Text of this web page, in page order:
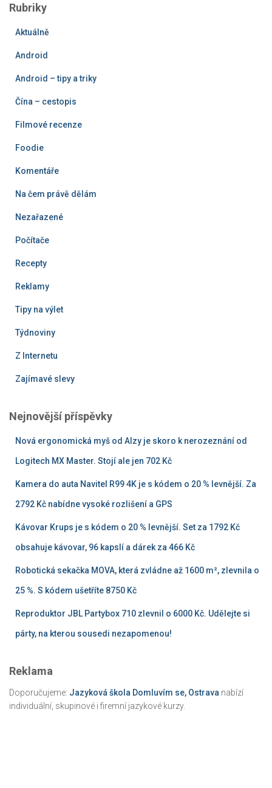
d
Rubriky
Aktuálně
Android
Android – tipy a triky
Čína – cestopis
Filmové recenze
Foodie
Komentáře
Na čem právě dělám
Nezařazené
Počítače
Recepty
Reklamy
Tipy na výlet
Týdnoviny
Z Internetu
Zajímavé slevy
Nejnovější příspěvky
Nová ergonomická myš od Alzy je skoro k nerozeznání od
Logitech MX Master. Stojí ale jen 702 Kč
Kamera do auta Navitel R99 4K je s kódem o 20 % levnější. Za
2792 Kč nabídne vysoké rozlišení a GPS
Kávovar Krups je s kódem o 20 % levnější. Set za 1792 Kč
obsahuje kávovar, 96 kapslí a dárek za 466 Kč
Robotická sekačka MOVA, která zvládne až 1600 m², zlevnila o
25 %. S kódem ušetříte 8750 Kč
Reproduktor JBL Partybox 710 zlevnil o 6000 Kč. Udělejte si
párty, na kterou sousedi nezapomenou!
Reklama
Doporučujeme: Jazyková škola Domluvím se, Ostrava nabízí
individuální, skupinové i firemní jazykové kurzy.